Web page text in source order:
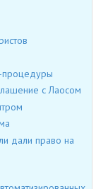
процедуры
с Лаосом
дали право на